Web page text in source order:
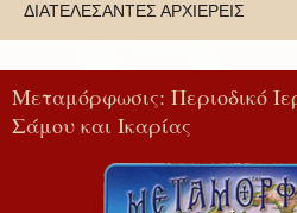
ΔΙΑΤΕΛΕΣΑΝΤΕΣ ΑΡΧΙΕΡΕΙΣ
Μεταμόρφωσις: Περιοδικό
Σάμου και Ικαρίας